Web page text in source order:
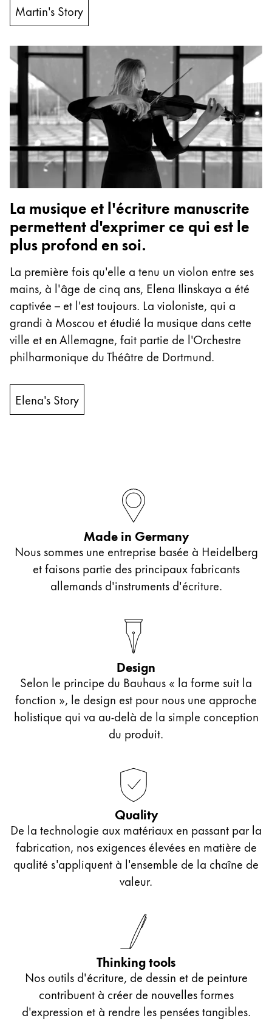
Thailand
ไทย
Vietnam
Cambodia
English Khmer
Malaysia
English
Moyen-Orient
Cette région répertorie les pays et les langues
Océanie
Cette région répertorie les pays et les langues
Martin's Story
La musique et l'écriture manuscrite
permettent d'exprimer ce qui est le
plus profond en soi.
La première fois qu'elle a tenu un violon entre ses
mains, à l'âge de cinq ans, Elena Ilinskaya a été
captivée – et l'est toujours. La violoniste, qui a
grandi à Moscou et étudié la musique dans cette
ville et en Allemagne, fait partie de l'Orchestre
philharmonique du Théâtre de Dortmund.
Elena's Story
Made in Germany
Nous sommes une entreprise basée à Heidelberg
et faisons partie des principaux fabricants
allemands d'instruments d'écriture.
Design
Selon le principe du Bauhaus « la forme suit la
fonction », le design est pour nous une approche
holistique qui va au-delà de la simple conception
du produit.
Quality
De la technologie aux matériaux en passant par la
fabrication, nos exigences élevées en matière de
qualité s'appliquent à l'ensemble de la chaîne de
valeur.
Thinking tools
Nos outils d'écriture, de dessin et de peinture
contribuent à créer de nouvelles formes
d'expression et à rendre les pensées tangibles.